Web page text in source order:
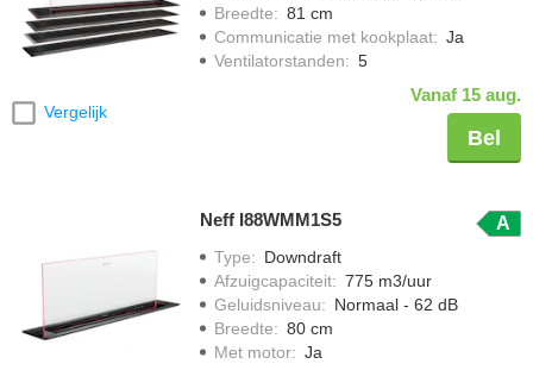
Vergelijk
Breedte: 81 cm
Communicatie met kookplaat: Ja
Ventilatorstanden: 5
Vanaf 15 aug.
Bel
Neff I88WMM1S5 A
Type: Downdraft
Afzuigcapaciteit: 775 m3/uur
Geluidsniveau: Normaal - 62 dB
Breedte: 80 cm
Met motor: Ja